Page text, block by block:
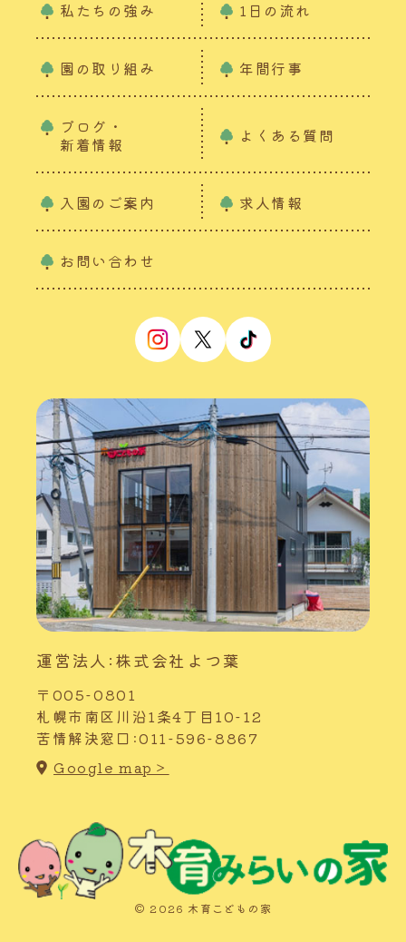
私たちの強み 1日の流れ
園の取り組み 年間行事
ブログ・
新着情報
よくある質問
入園のご案内 求人情報
お問い合わせ
運営法人:株式会社よつ葉
〒005-0801
札幌市南区川沿1条4丁目10-12
苦情解決窓口:011-596-8867
Google map＞
© 2026 木育こどもの家